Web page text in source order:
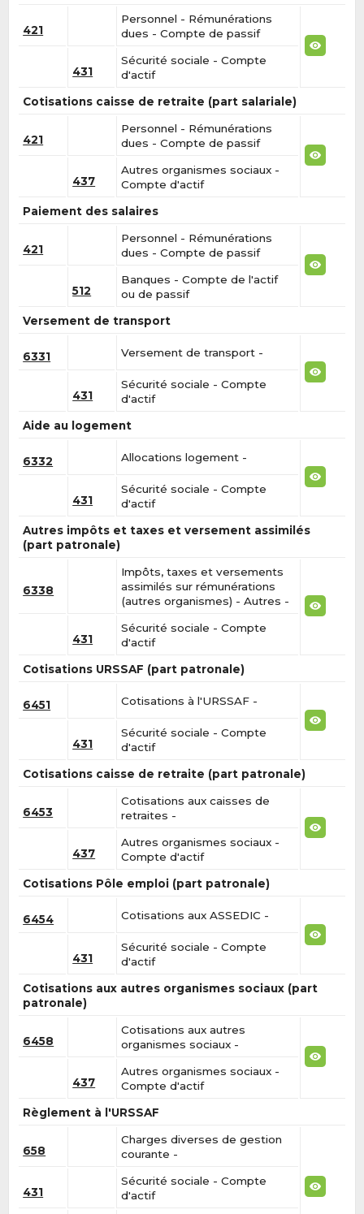
421
Personnel - Rémunérations
dues - Compte de passif
431
Sécurité sociale - Compte
d'actif
Cotisations caisse de retraite (part salariale)
421
Personnel - Rémunérations
dues - Compte de passif
437
Autres organismes sociaux -
Compte d'actif
Paiement des salaires
421
Personnel - Rémunérations
dues - Compte de passif
512
Banques - Compte de l'actif
ou de passif
Versement de transport
6331 Versement de transport -
431
Sécurité sociale - Compte
d'actif
Aide au logement
6332 Allocations logement -
431
Sécurité sociale - Compte
d'actif
Autres impôts et taxes et versement assimilés
(part patronale)
6338
Impôts, taxes et versements
assimilés sur rémunérations
(autres organismes) - Autres -
431
Sécurité sociale - Compte
d'actif
Cotisations URSSAF (part patronale)
6451 Cotisations à l'URSSAF -
431
Sécurité sociale - Compte
d'actif
Cotisations caisse de retraite (part patronale)
6453
Cotisations aux caisses de
retraites -
437
Autres organismes sociaux -
Compte d'actif
Cotisations Pôle emploi (part patronale)
6454 Cotisations aux ASSEDIC -
431
Sécurité sociale - Compte
d'actif
Cotisations aux autres organismes sociaux (part
patronale)
6458
Cotisations aux autres
organismes sociaux -
437
Autres organismes sociaux -
Compte d'actif
Règlement à l'URSSAF
658
Charges diverses de gestion
courante -
431
Sécurité sociale - Compte
d'actif